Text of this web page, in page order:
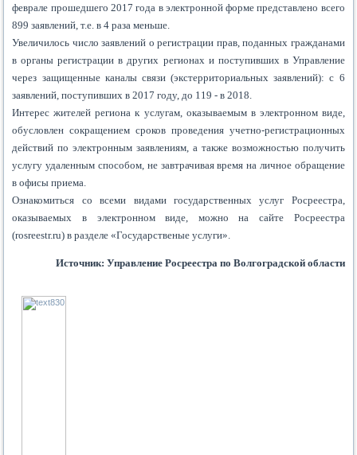
феврале прошедшего 2017 года в электронной форме представлено всего
899 заявлений, т.е. в 4 раза меньше.
Увеличилось число заявлений о регистрации прав, поданных гражданами
в органы регистрации в других регионах и поступивших в Управление
через защищенные каналы связи (экстерриториальных заявлений): с 6
заявлений, поступивших в 2017 году, до 119 - в 2018.
Интерес жителей региона к услугам, оказываемым в электронном виде,
обусловлен сокращением сроков проведения учетно-регистрационных
действий по электронным заявлениям, а также возможностью получить
услугу удаленным способом, не завтрачивая время на личное обращение
в офисы приема.
Ознакомиться со всеми видами государственных услуг Росреестра,
оказываемых в электронном виде, можно на сайте Росреестра
(rosreestr.ru) в разделе «Государственые услуги».
Источник: Управление Росреестра по Волгоградской области